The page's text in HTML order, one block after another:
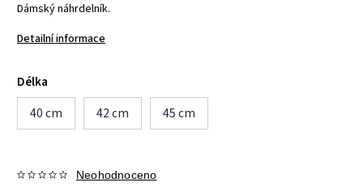
Dámský náhrdelník.
Detailní informace
Délka
40 cm
42 cm 45 cm
Neohodnoceno